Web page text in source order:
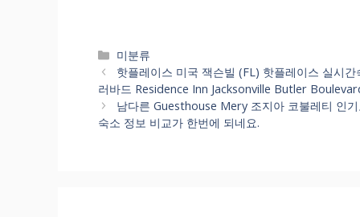
카
테
고
리
미분류
핫플레이스 미국 잭슨빌 (FL) 핫플레이스 실시
러바드 Residence Inn Jacksonville Butler
남다른 Guesthouse Mery 조지아 코불레티 인
숙소 정보 비교가 한번에 되네요.